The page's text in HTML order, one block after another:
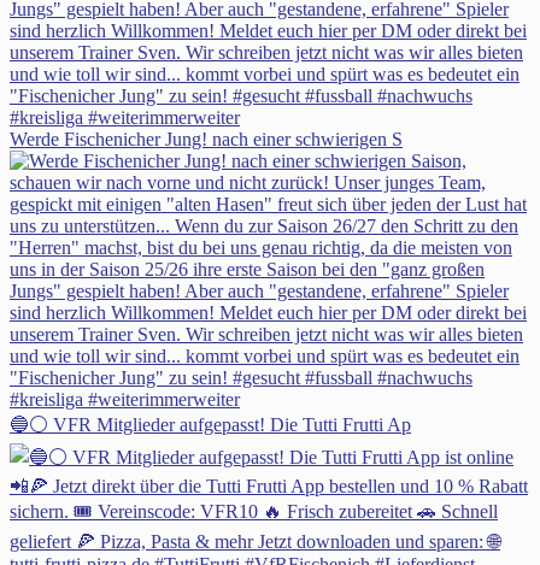
Werde Fischenicher Jung! nach einer schwierigen S
🔵⚪ VFR Mitglieder aufgepasst! Die Tutti Frutti Ap